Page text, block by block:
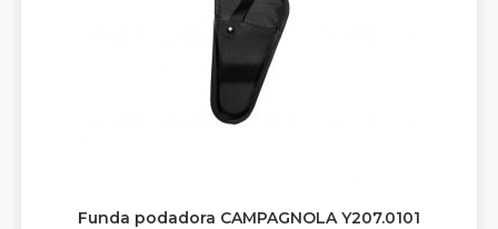
Funda podadora CAMPAGNOLA Y207.0101